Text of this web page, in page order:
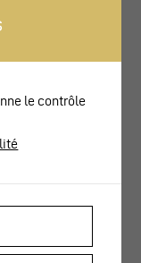
and Italian.
French)
Champel|Chêne-
le contrôle